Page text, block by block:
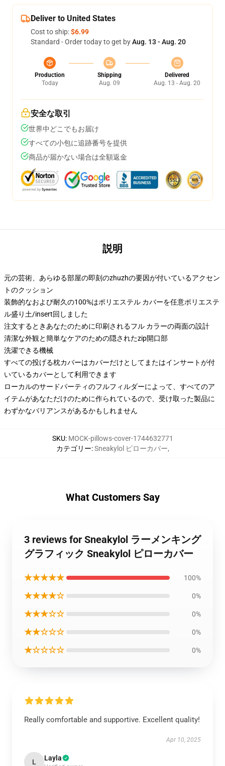
Deliver to United States
Cost to ship:$6.99
Standard - Order today to get byAug. 13 - Aug. 20
Production
Today
Shipping
Aug. 09
Delivered
Aug. 13 - Aug. 20
安全な取引
世界中どこでもお届け
すべての小包に追跡番号を提供
商品が届かない場合は全額返金
説明
元の芸術、あらゆる部屋の即刻のzhuzhの要因が付いているアクセン
トのクッション
装飾的なおよび耐久の100%はポリエステル カバーを任意ポリエステ
ル盛り土/insert回しました
注文するときあなたのために印刷されるフル カラーの両面の設計
清潔な外観と簡単なケアのための隠されたzip開口部
洗濯できる機械
すべての投げる枕カバーはカバーだけとしてまたはインサートが付
いているカバーとして利用できます
ローカルのサードパーティのフルフィルダーによって、すべてのア
イテムがあなただけのために作られているので、受け取った製品に
わずかなバリアンスがあるかもしれません
SKU: MOCK-pillows-cover-1744632771
カテゴリー:Sneakylol ピローカバー,
What Customers Say
3 reviews for Sneakylol ラーメンキング
グラフィック Sneakylol ピローカバー
★★★★★ 100%
★★★★☆ 0%
★★★☆☆ 0%
★★☆☆☆ 0%
★☆☆☆☆ 0%
Really comfortable and supportive. Excellent quality!
Apr 10, 2025
L Layla